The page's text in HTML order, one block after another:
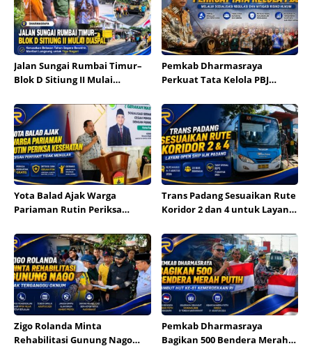
Jalan Sungai Rumbai Timur–
Blok D Sitiung II Mulai
Tahun Segera Berakhir
Pemkab Dharmasraya
Perkuat Tata Kelola PBJ
dan Mitigasi Risiko Hukum
Yota Balad Ajak Warga
Pariaman Rutin Periksa
Tidak Menular
Trans Padang Sesuaikan Rute
Koridor 2 dan 4 untuk Layani
Zigo Rolanda Minta
Rehabilitasi Gunung Nago
Pemkab Dharmasraya
Bagikan 500 Bendera Merah